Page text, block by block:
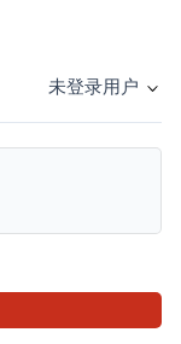
未登录用户